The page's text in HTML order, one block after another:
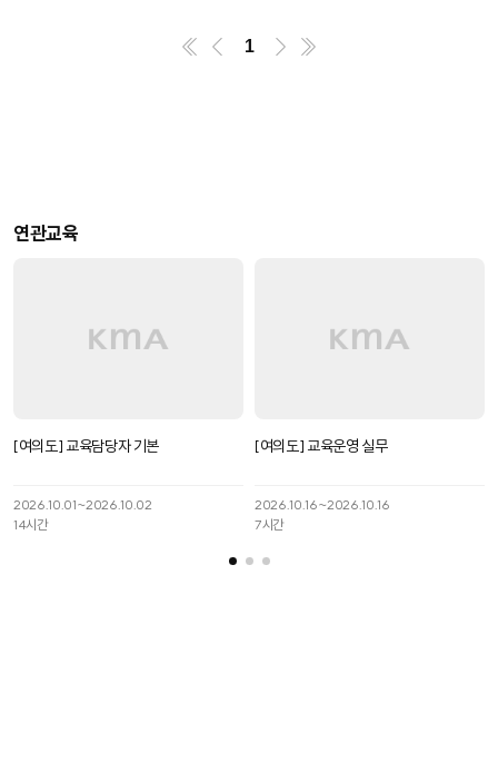
1
연관교육
[여의도] 교육담당자 기본
2026.10.01~2026.10.02
14시간
[여의도] 교육운영 실무
2026.10.16~2026.10.16
7시간